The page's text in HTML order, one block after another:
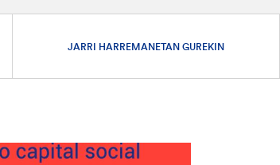
JARRI HARREMANETAN GUREKIN